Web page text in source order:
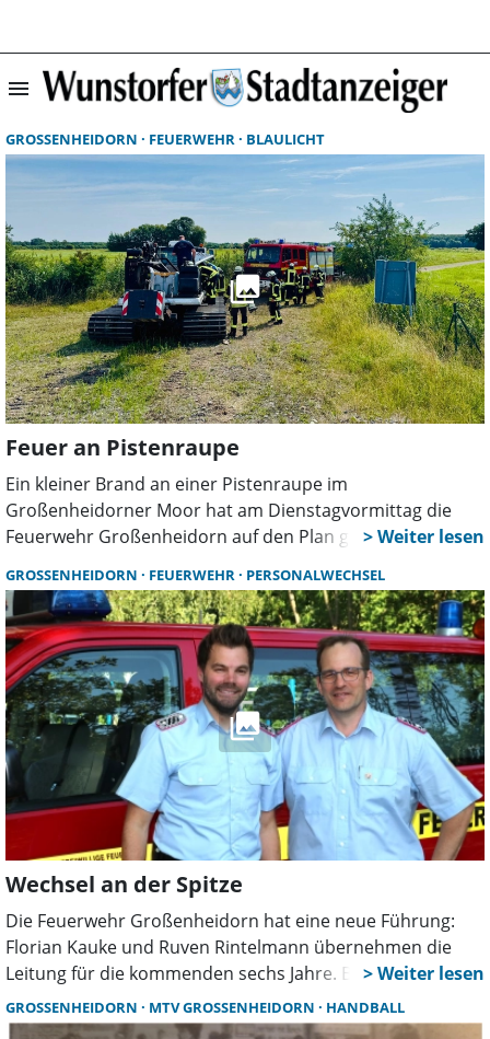
menu Startseite |
GROSSENHEIDORN FEUERWEHR BLAULICHT
Feuer an Pistenraupe
Ein kleiner Brand an einer Pistenraupe im
Großenheidorner Moor hat am Dienstagvormittag die
Feuerwehr Großenheidorn auf den Plan gerufen. Dank
Eingreifens der Einsatzkräfte konnte eine Ausbreitung des
Feuers verhindert werden.
GROSSENHEIDORN FEUERWEHR PERSONALWECHSEL
Wechsel an der Spitze
Die Feuerwehr Großenheidorn hat eine neue Führung:
Florian Kauke und Ruven Rintelmann übernehmen die
Leitung für die kommenden sechs Jahre. Beide sind eng
mit dem Ort verbunden und wollen Ausbildung, Technik
und Kameradschaft weiter stärken.
GROSSENHEIDORN MTV GROSSENHEIDORN HANDBALL